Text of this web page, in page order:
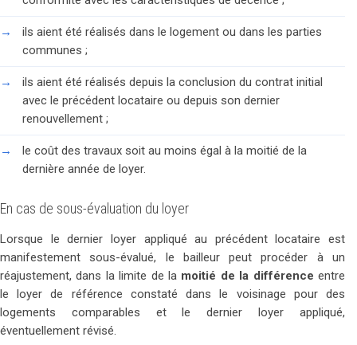
ils aient été réalisés dans le logement ou dans les parties
communes ;
ils aient été réalisés depuis la conclusion du contrat initial
avec le précédent locataire ou depuis son dernier
renouvellement ;
le coût des travaux soit au moins égal à la moitié de la
dernière année de loyer.
En cas de sous-évaluation du loyer
Lorsque le dernier loyer appliqué au précédent locataire est
manifestement sous-évalué, le bailleur peut procéder à un
réajustement, dans la limite de la moitié de la différence entre
le loyer de référence constaté dans le voisinage pour des
logements comparables et le dernier loyer appliqué,
éventuellement révisé.